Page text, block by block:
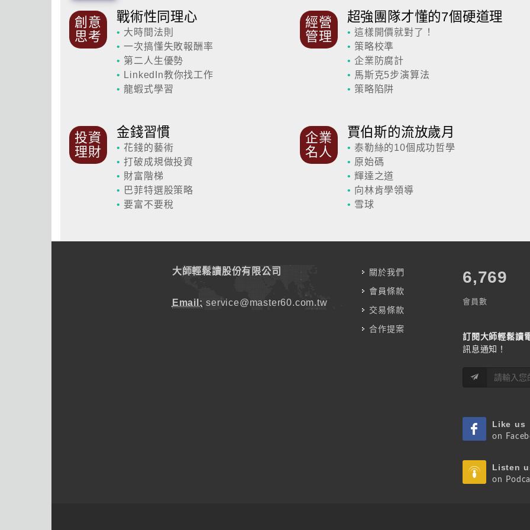
創意
思考
戰術性同理心
• 大時間法則
•一次搞懂失敗報酬率
• 第二人生優勢
• LinkedIn教你找工作
•龍蝦式學習
經營
管理
超強團隊才懂的7個硬道理
• 這樣開價就對了！
• 策略校準
• 企業防腐計
• 馬斯克5步演算法
• 策略陷阱
投資
理財
金錢習慣
• 花錢的藝術
•打破成規做投資
• 財富階梯
• 巴菲特選股策略
• 要富不要稅
企業
名人
賈伯斯的流放歲月
• 泰勒絲的10個成功哲學
• 原始碼
• 輝達之道
• 向林肯學領導
• 雪球
大師輕鬆讀股份有限公司
Email: service@master60.com.tw
關於我們
會員條款
交易條款
合作提案
7,787
會員數
訂閱大師輕鬆讀
訊息通知！
Like us
on
Listen
on